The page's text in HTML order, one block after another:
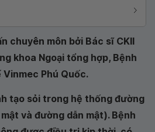
chuyên môn bởi Bác sĩ CKII
khoa Ngoại tổng hợp, Bệnh
Phú Quốc.
tạo sỏi trong hệ thống đường
và đường dẫn mật). Bệnh